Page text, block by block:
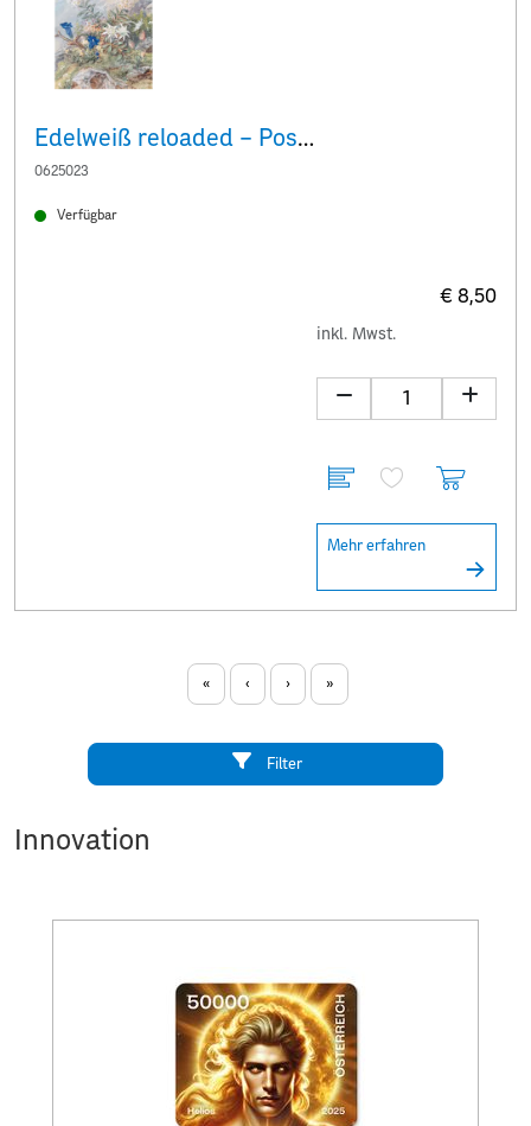
Edelweiß reloaded – Postkarten-Set „Aquarell“
0625023
Verfügbar
€ 8,50
inkl. Mwst.
Mehr erfahren
« ‹ › »
Filter
Innovation